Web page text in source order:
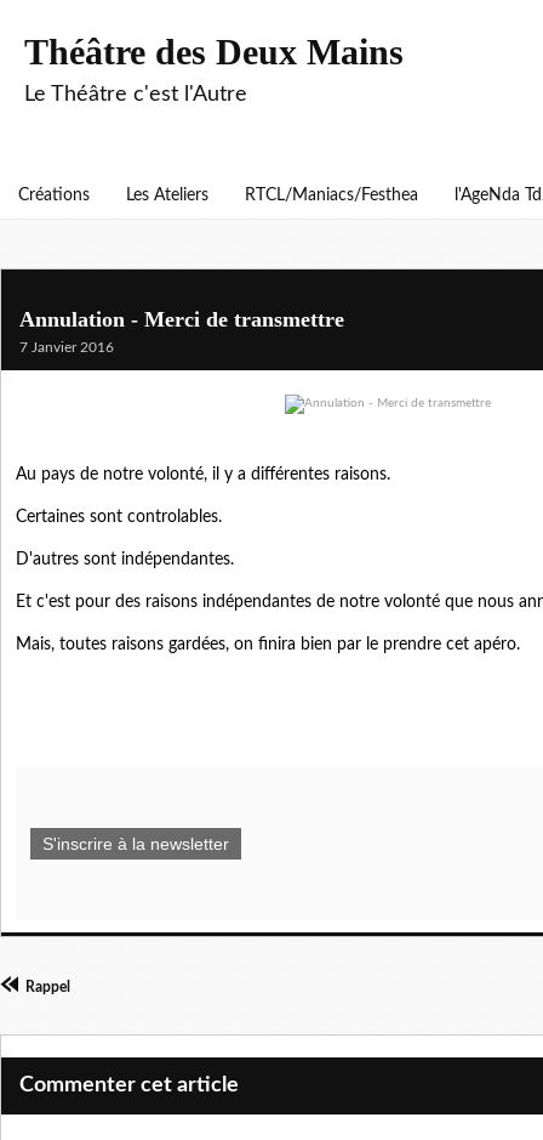
Théâtre des Deux Mains
Le Théâtre c'est l'Autre
Créations Les Ateliers RTCL/Maniacs/Festhea l'AgeNda
Annulation - Merci de transmettre
7 Janvier 2016
Au pays de notre volonté, il y a différentes raisons.
Certaines sont controlables.
D'autres sont indépendantes.
Et c'est pour des raisons indépendantes de notre volonté que nous
Mais, toutes raisons gardées, on finira bien par le prendre cet apéro.
S'inscrire à la newsletter
Rappel
Commenter cet article